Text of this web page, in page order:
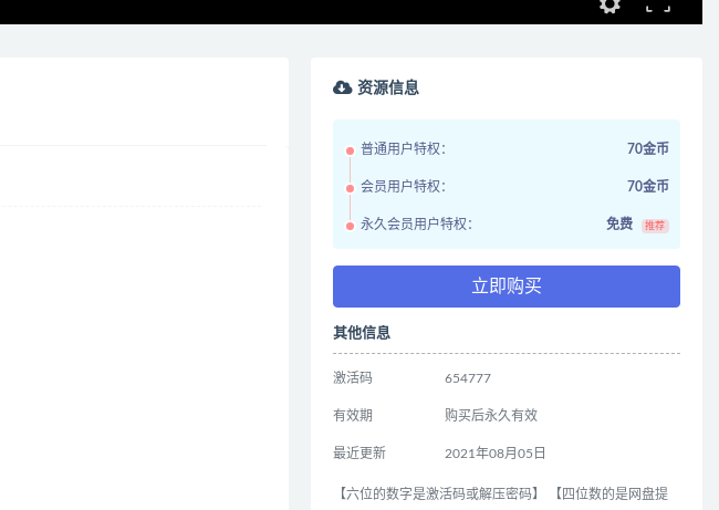
资源信息
普通用户特权： 70金币
会员用户特权： 70金币
永久会员用户特权： 免费 推荐
立即购买
其他信息
激活码 654777
有效期 购买后永久有效
最近更新 2021年08月05日
【六位的数字是激活码或解压密码】 【四位数的是网盘提